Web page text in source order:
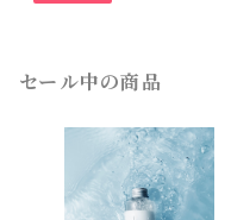
セール中の商品